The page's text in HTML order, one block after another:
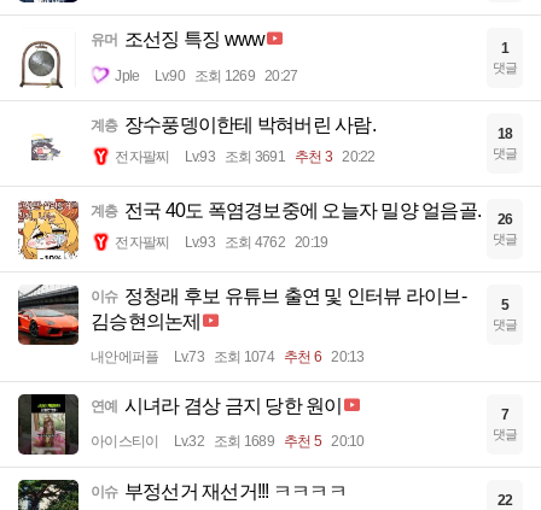
유머 조선징 특징 www
Jple Lv.90 조회 1269 20:27
1
댓글
계층 장수풍뎅이한테 박혀버린 사람.
전자팔찌 Lv.93 조회 3691 추천 3 20:22
18
댓글
계층 전국 40도 폭염경보중에 오늘자 밀양 얼음골.
전자팔찌 Lv.93 조회 4762 20:19
26
댓글
이슈 정청래 후보 유튜브 출연 및 인터뷰 라이브-
김승현의논제
내안에퍼플 Lv.73 조회 1074 추천 6 20:13
5
댓글
연예 시녀라 겸상 금지 당한 원이
아이스티이 Lv.32 조회 1689 추천 5 20:10
7
댓글
이슈 부정선거 재선거!!! ㅋㅋㅋㅋ 22